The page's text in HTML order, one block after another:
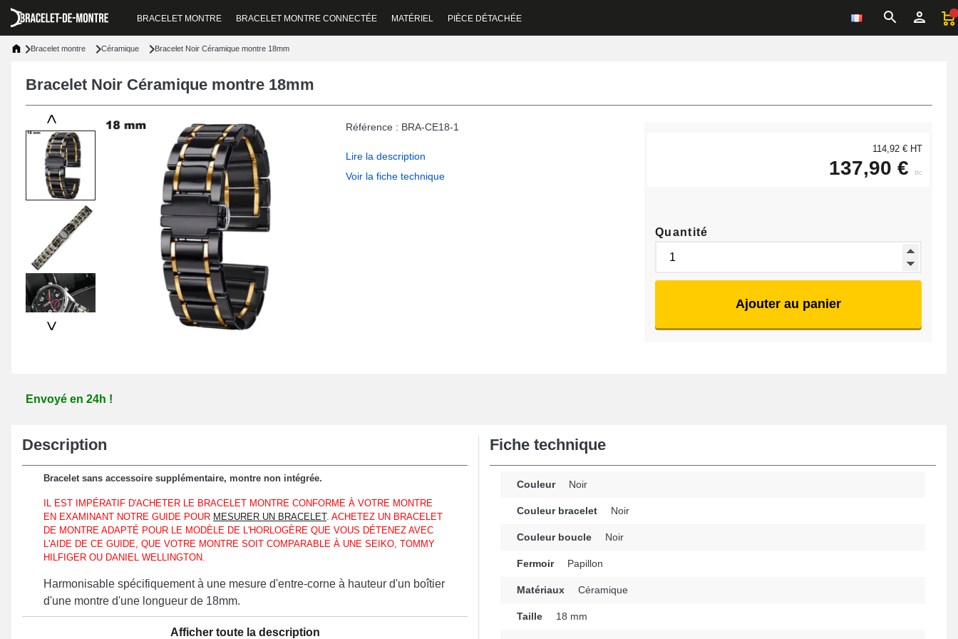
BRACELET MONTRE BRACELET MONTRE CONNECTÉE MATÉRIEL PIÈCE DÉTACHÉE
Bracelet montre Céramique Bracelet Noir Céramique montre 18mm
Bracelet Noir Céramique montre 18mm
<
>
Référence : BRA-CE18-1
Lire la description
Voir la fiche technique
114,92 € HT
137,90 € ttc
Quantité
Ajouter au panier
Envoyé en 24h !
Description
Bracelet sans accessoire supplémentaire, montre non intégrée.
IL EST IMPÉRATIF D'ACHETER LE BRACELET MONTRE CONFORME À VOTRE MONTRE
EN EXAMINANT NOTRE GUIDE POUR MESURER UN BRACELET. ACHETEZ UN BRACELET
DE MONTRE ADAPTÉ POUR LE MODÈLE DE L'HORLOGÈRE QUE VOUS DÉTENEZ AVEC
L'AIDE DE CE GUIDE, QUE VOTRE MONTRE SOIT COMPARABLE À UNE SEIKO, TOMMY
HILFIGER OU DANIEL WELLINGTON.
Harmonisable spécifiquement à une mesure d'entre-corne à hauteur d'un boîtier
d'une montre d'une longueur de 18mm.
Ce produit représente un compromis parfait pour renouveler un bracelet montre
Afficher toute la description
Fiche technique
Couleur Noir
Couleur bracelet Noir
Couleur boucle Noir
Fermoir Papillon
Matériaux Céramique
Taille 18 mm